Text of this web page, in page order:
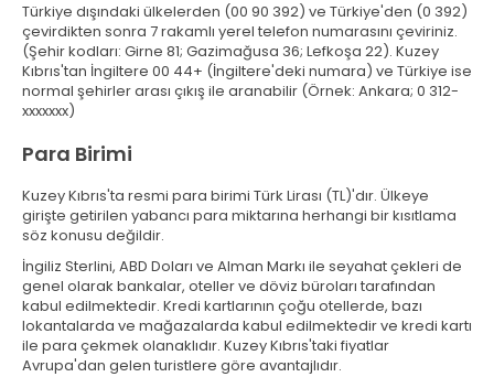
Türkiye dışındaki ülkelerden (00 90 392) ve Türkiye'den (0 392)
çevirdikten sonra 7 rakamlı yerel telefon numarasını çeviriniz.
(Şehir kodları: Girne 81; Gazimağusa 36; Lefkoşa 22). Kuzey
Kıbrıs'tan İngiltere 00 44+ (İngiltere'deki numara) ve Türkiye ise
normal şehirler arası çıkış ile aranabilir (Örnek: Ankara; 0 312-
xxxxxxx)
Para Birimi
Kuzey Kıbrıs'ta resmi para birimi Türk Lirası (TL)'dır. Ülkeye
girişte getirilen yabancı para miktarına herhangi bir kısıtlama
söz konusu değildir.
İngiliz Sterlini, ABD Doları ve Alman Markı ile seyahat çekleri de
genel olarak bankalar, oteller ve döviz büroları tarafından
kabul edilmektedir. Kredi kartlarının çoğu otellerde, bazı
lokantalarda ve mağazalarda kabul edilmektedir ve kredi kartı
ile para çekmek olanaklıdır. Kuzey Kıbrıs'taki fiyatlar
Avrupa'dan gelen turistlere göre avantajlıdır.